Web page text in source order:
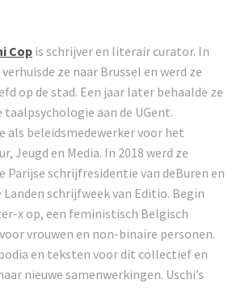
Copis schrijver en literair curator. In
verhuisde ze naar Brussel en werd ze
op de stad. Een jaar later behaalde ze
aan de UGent.
als beleidsmedewerker voor het
Jeugd en Media. In 2018 werd ze
Parijse schrijfresidentie van deBuren en
Landen schrijfweek van Editio. Begin
x op, een feministisch Belgisch
vrouwen en non-binaire personen.
en teksten voor dit collectief en
nieuwe samenwerkingen. Uschi’s